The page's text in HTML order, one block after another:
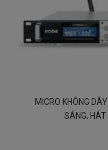
MICRO KHÔNG
SÁNG, HÁT